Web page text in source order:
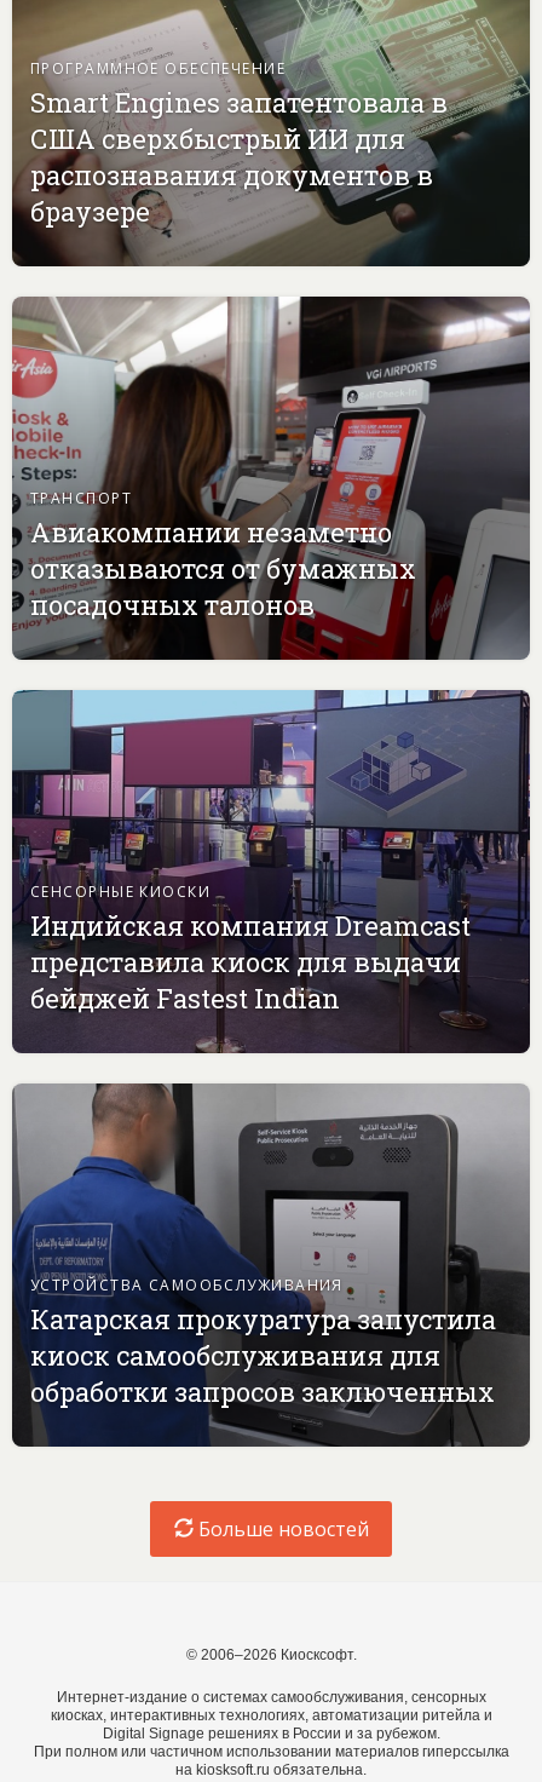
ПРОГРАММНОЕ ОБЕСПЕЧЕНИЕ
Smart Engines запатентовала в
США сверхбыстрый ИИ для
распознавания документов в
браузере
ТРАНСПОРТ
Авиакомпании незаметно
отказываются от бумажных
посадочных талонов
СЕНСОРНЫЕ КИОСКИ
Индийская компания Dreamcast
представила киоск для выдачи
бейджей Fastest Indian
УСТРОЙСТВА САМООБСЛУЖИВАНИЯ
Катарская прокуратура запустила
киоск самообслуживания для
обработки запросов заключенных
Больше новостей
© 2006–2026 Киосксофт.
Интернет-издание о системах самообслуживания, сенсорных
киосках, интерактивных технологиях, автоматизации ритейла и
Digital Signage решениях в России и за рубежом.
При полном или частичном использовании материалов гиперссылка
на kiosksoft.ru обязательна.